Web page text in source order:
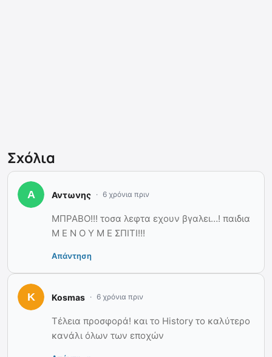
Σχόλια
Αντωνης 6 χρόνια πριν
ΜΠΡΑΒΟ!!! τοσα λεφτα εχουν βγαλει…! παιδια
Μ Ε Ν Ο Υ Μ Ε ΣΠΙΤΙ!!!
Απάντηση
Kosmas 6 χρόνια πριν
Τέλεια προσφορά! και το History το καλύτερο
κανάλι όλων των εποχών